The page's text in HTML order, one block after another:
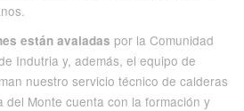
están avaladas por la Comunidad
Indutria y, además, el equipo de
nuestro servicio técnico de calderas
del Monte cuenta con la formación y